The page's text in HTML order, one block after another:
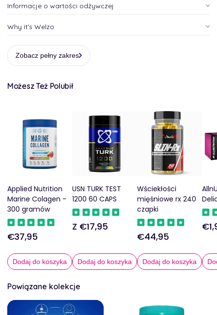
Informacje o wartości odżywczej
Why it's Welzo
Zobacz pełny zakres
Możesz Też Polubił
Applied Nutrition
Marine Colagen -
300 gramów
Regularna
€37,95
Dodaj do koszyka
USN TURK TEST
1200 60 CAPS
Regularna
Z €17,95
Dodaj do koszyka
Wściekłości
mięśniowe rx 240
czapki
Regularna
€44,95
Dodaj do koszyka
Powiązane kolekcje